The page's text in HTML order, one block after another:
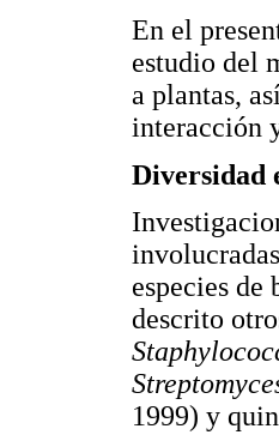
En el
estudio del
a plantas,
interacción
Diversidad
especies de
descrito
1999) y